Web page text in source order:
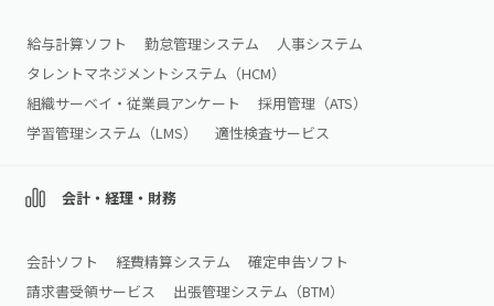
給与計算ソフト 勤怠管理システム
人事システム
タレントマネジメントシステム（HCM）
組織サーベイ・従業員アンケート
採用管理（ATS）
学習管理システム（LMS）
適性検査サービス
会計・経理・財務
会計ソフト 経費精算システム
確定申告ソフト
請求書受領サービス
出張管理システム（BTM）